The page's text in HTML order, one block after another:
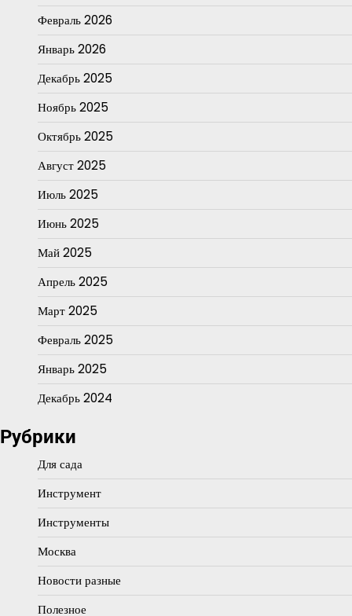
Февраль 2026
Январь 2026
Декабрь 2025
Ноябрь 2025
Октябрь 2025
Август 2025
Июль 2025
Июнь 2025
Май 2025
Апрель 2025
Март 2025
Февраль 2025
Январь 2025
Декабрь 2024
Рубрики
Для сада
Инструмент
Инструменты
Москва
Новости разные
Полезное